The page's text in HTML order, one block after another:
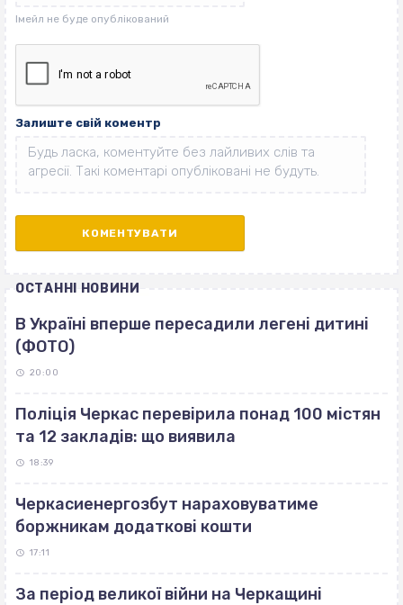
Залиште свій коментр
ОСТАННІ НОВИНИ
В Україні вперше пересадили легені дитині
(ФОТО)
20:00
Поліція Черкас перевірила понад 100 містян
та 12 закладів: що виявила
18:39
Черкасиенергозбут нараховуватиме
боржникам додаткові кошти
17:11
За період великої війни на Черкащині